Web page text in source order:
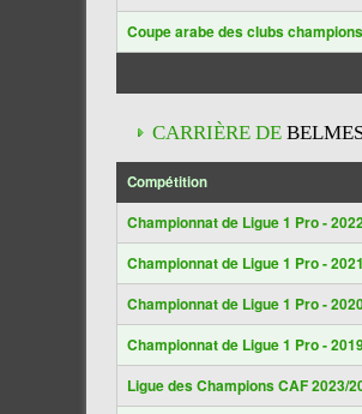
Coupe arabe des clubs
CARRIÈRE DE
Compétition
Championnat de Ligue 1 Pro -
Championnat de Ligue 1 Pro -
Championnat de Ligue 1 Pro -
Championnat de Ligue 1 Pro -
Ligue des Champions CAF 2023/